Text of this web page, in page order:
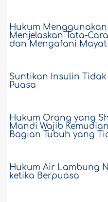
Hukum
Menjelaskan Tata-
dan Mengafani Mayat
Suntikan Insulin
Puasa
Hukum Orang yang
Mandi Wajib
Bagian Tubuh yang
Hukum Air Lambung
ketika Berpuasa